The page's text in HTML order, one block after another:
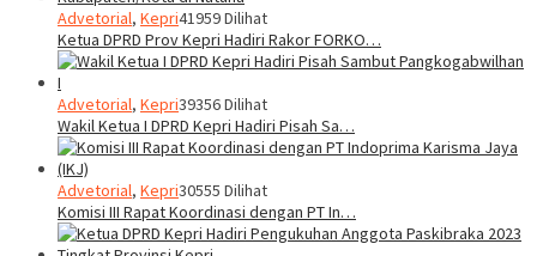
Advetorial, Kepri41959 Dilihat
Ketua DPRD Prov Kepri Hadiri Rakor FORKO…
Advetorial, Kepri39356 Dilihat
Wakil Ketua I DPRD Kepri Hadiri Pisah Sa…
Advetorial, Kepri30555 Dilihat
Komisi III Rapat Koordinasi dengan PT In…